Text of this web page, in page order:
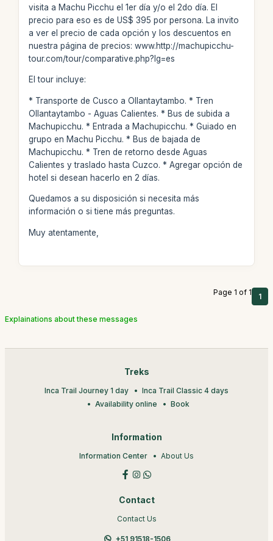
visita a Machu Picchu el 1er día y/o el 2do día. El
precio para eso es de US$ 395 por persona. La invito
a ver el precio de cada opción y los descuentos en
nuestra página de precios: www.http://machupicchu-
tour.com/tour/comparative.php?lg=es
El tour incluye:
* Transporte de Cusco a Ollantaytambo. * Tren
Ollantaytambo - Aguas Calientes. * Bus de subida a
Machupicchu. * Entrada a Machupicchu. * Guiado en
grupo en Machu Picchu. * Bus de bajada de
Machupicchu. * Tren de retorno desde Aguas
Calientes y traslado hasta Cuzco. * Agregar opción de
hotel si desean hacerlo en 2 días.
Quedamos a su disposición si necesita más
información o si tiene más preguntas.
Muy atentamente,
Page 1 of 1 1
Explainations about these messages
Treks
Inca Trail Journey 1 day
Inca Trail Classic 4 days
Availability online
Book
Information
Information Center About Us
Contact
Contact Us
+51 91518-1506